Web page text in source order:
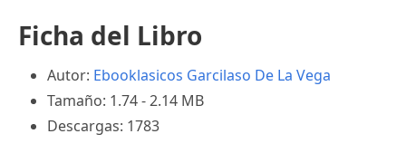
Ficha del Libro
Autor: Ebooklasicos Garcilaso De La Vega
Tamaño: 1.74 - 2.14 MB
Descargas: 1783